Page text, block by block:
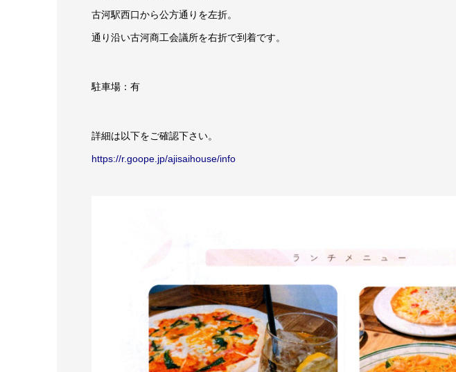
古河駅西口から公方通りを左折。
通り沿い古河商工会議所を右折で到着です。
駐車場：有
詳細は以下をご確認下さい。
https://r.goope.jp/ajisaihouse/info